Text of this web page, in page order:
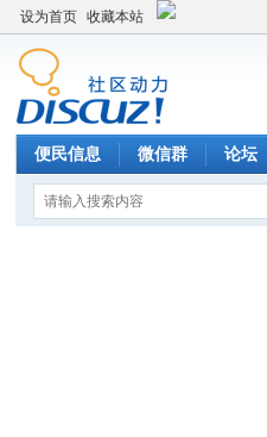
设为首页 收藏本站
便民信息 微信群 论坛